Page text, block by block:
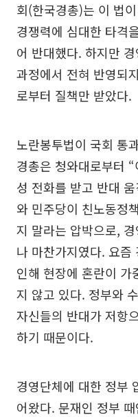
회(한국경총)는 이 법
경쟁력에 심대한 타격
어 반대했다. 하지만
과정에서 전혀 반영되
로부터 질책만 받았다.
노란봉투법이 국회 통
경총은 청와대로부터
성 전화를 받고 반대
와 민주당이 친노동정
지 말라는 압박으로,
나 마찬가지였다. 요즘
인해 현장에 혼란이 가
지 않고 있다. 정부와
자신들의 반대가 저항
하기 때문이다.
경영단체에 대한 정부
어왔다. 문재인 정부